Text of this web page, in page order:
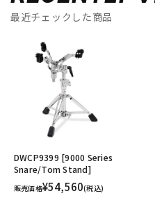
最近チェックした商品
DWCP9399 [9000 Series
Snare/Tom Stand]
販売価格¥54,560(税込)